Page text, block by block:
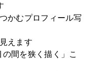
かむプロフィール写
えます
間を狭く描く」こ